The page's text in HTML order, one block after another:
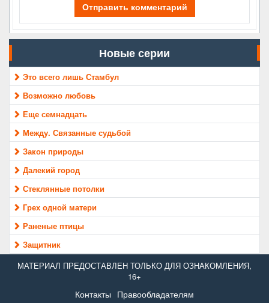
Отправить комментарий
Новые серии
Это всего лишь Стамбул
Возможно любовь
Еще семнадцать
Между. Связанные судьбой
Закон природы
Далекий город
Стеклянные потолки
Грех одной матери
Раненые птицы
Защитник
МАТЕРИАЛ ПРЕДОСТАВЛЕН ТОЛЬКО ДЛЯ ОЗНАКОМЛЕНИЯ,
16+
Контакты Правообладателям